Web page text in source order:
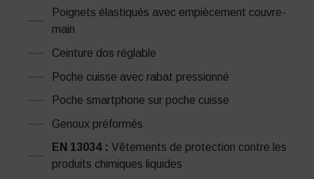
Poignets élastiqués avec empiècement couvre-
main
Ceinture dos réglable
Poche cuisse avec rabat pressionné
Poche smartphone sur poche cuisse
Genoux préformés
EN 13034 : Vêtements de protection contre les
produits chimiques liquides